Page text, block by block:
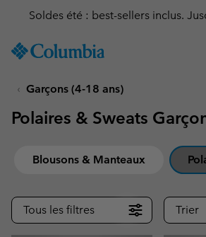
TO
SKIP
MAIN
SKIP
Remise de 10 % à saisir
Garçons (4-18 ans)
Polaires & Sweats
Blousons & Manteaux
Tous les filtres Trier